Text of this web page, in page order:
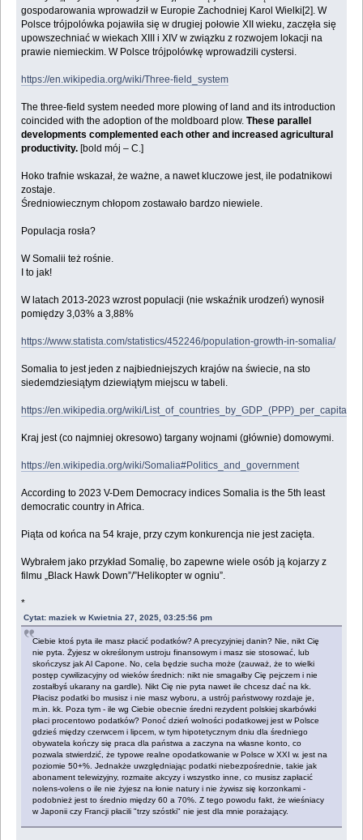
gospodarowania wprowadził w Europie Zachodniej Karol Wielki[2]. W
Polsce trójpolówka pojawiła się w drugiej połowie XII wieku, zaczęła się
upowszechniać w wiekach XIII i XIV w związku z rozwojem lokacji na
prawie niemieckim. W Polsce trójpolówkę wprowadzili cystersi.
https://en.wikipedia.org/wiki/Three-field_system
The three-field system needed more plowing of land and its introduction
coincided with the adoption of the moldboard plow.These parallel
developments complemented each other and increased agricultural
productivity. [bold mój – C.]
Hoko trafnie wskazał, że ważne, a nawet kluczowe jest, ile podatnikowi
zostaje.
Średniowiecznym chłopom zostawało bardzo niewiele.
Populacja rosła?
W Somalii też rośnie.
I to jak!
W latach 2013-2023 wzrost populacji (nie wskaźnik urodzeń) wynosił
pomiędzy 3,03% a 3,88%
https://www.statista.com/statistics/452246/population-growth-in-somalia/
Somalia to jest jeden z najbiedniejszych krajów na świecie, na sto
siedemdziesiątym dziewiątym miejscu w tabeli.
https://en.wikipedia.org/wiki/List_of_countries_by_GDP_(PPP)_per_capita
Kraj jest (co najmniej okresowo) targany wojnami (głównie) domowymi.
https://en.wikipedia.org/wiki/Somalia#Politics_and_government
According to 2023 V-Dem Democracy indices Somalia is the 5th least
democratic country in Africa.
Piąta od końca na 54 kraje, przy czym konkurencja nie jest zacięta.
Wybrałem jako przykład Somalię, bo zapewne wiele osób ją kojarzy z
filmu „Black Hawk Down”/”Helikopter w ogniu”.
*
Cytat: maziek w Kwietnia 27, 2025, 03:25:56 pm
Ciebie ktoś pyta ile masz płacić podatków? A precyzyjniej danin? Nie, nikt Cię
nie pyta. Żyjesz w określonym ustroju finansowym i masz sie stosować, lub
skończysz jak Al Capone. No, cela będzie sucha może (zauważ, że to wielki
postęp cywilizacyjny od wieków średnich: nikt nie smagałby Cię pejczem i nie
zostałbyś ukarany na gardle). Nikt Cię nie pyta nawet ile chcesz dać na kk.
Płacisz podatki bo musisz i nie masz wyboru, a ustrój państwowy rozdaje je,
m.in. kk. Poza tym - ile wg Ciebie obecnie średni rezydent polskiej skarbówki
płaci procentowo podatków? Ponoć dzień wolności podatkowej jest w Polsce
gdzieś między czerwcem i lipcem, w tym hipotetycznym dniu dla średniego
obywatela kończy się praca dla państwa a zaczyna na własne konto, co
pozwala stwierdzić, że typowe realne opodatkowanie w Polsce w XXI w. jest na
poziomie 50+%. Jednakże uwzględniając podatki niebezpośrednie, takie jak
abonament telewizyjny, rozmaite akcyzy i wszystko inne, co musisz zapłacić
nolens-volens o ile nie żyjesz na łonie natury i nie żywisz się korzonkami -
podobnież jest to średnio między 60 a 70%. Z tego powodu fakt, że wieśniacy
w Japonii czy Francji płacili "trzy szóstki" nie jest dla mnie porażający.